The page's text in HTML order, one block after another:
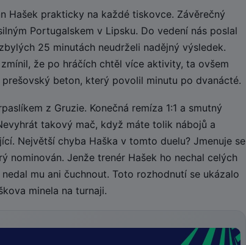
Hašek prakticky na každé tiskovce. Závěrečný
Portugalskem v Lipsku. Do vedení nás poslal
25 minutách neudrželi nadějný výsledek.
že po hráčích chtěl více aktivity, ta ovšem
beton, který povolil minutu po dvanácté.
z Gruzie. Konečná remíza 1:1 a smutný
takový mač, když máte tolik nábojů a
Největší chyba Haška v tomto duelu? Jmenuje se
nominován. Jenže trenér Hašek ho nechal celých
mu ani čuchnout. Toto rozhodnutí se ukázalo
minela na turnaji.